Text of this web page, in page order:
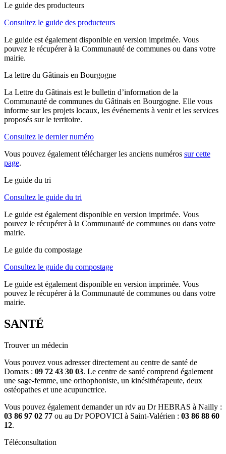
Le guide des producteurs
Consultez le guide des producteurs
Le guide est également disponible en version imprimée. Vous
pouvez le récupérer à la Communauté de communes ou dans votre
mairie.
La lettre du Gâtinais en Bourgogne
La Lettre du Gâtinais est le bulletin d’information de la
Communauté de communes du Gâtinais en Bourgogne. Elle vous
informe sur les projets locaux, les événements à venir et les services
proposés sur le territoire.
Consultez le dernier numéro
Vous pouvez également télécharger les anciens numéros sur cette
page.
Le guide du tri
Consultez le guide du tri
Le guide est également disponible en version imprimée. Vous
pouvez le récupérer à la Communauté de communes ou dans votre
mairie.
Le guide du compostage
Consultez le guide du compostage
Le guide est également disponible en version imprimée. Vous
pouvez le récupérer à la Communauté de communes ou dans votre
mairie.
SANTÉ
Trouver un médecin
Vous pouvez vous adresser directement au centre de santé de
Domats : 09 72 43 30 03. Le centre de santé comprend également
une sage-femme, une orthophoniste, un kinésithérapeute, deux
ostéopathes et une acupunctrice.
Vous pouvez également demander un rdv au Dr HEBRAS à Nailly :
03 86 97 02 77 ou au Dr POPOVICI à Saint-Valérien : 03 86 88 60
12.
Téléconsultation